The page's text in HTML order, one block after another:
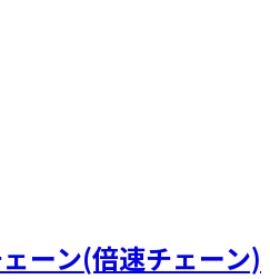
ーン(倍速チェーン)